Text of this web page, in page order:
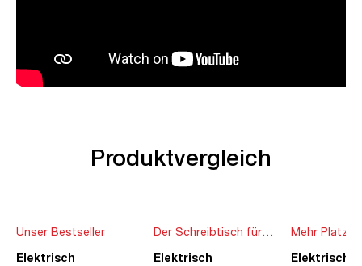
Produktvergleich
Unser Bestseller
Elektrisch
Der Schreibtisch für
die ganze Familie
Elektrisch
Mehr Platz
Ideen
Elektrisch